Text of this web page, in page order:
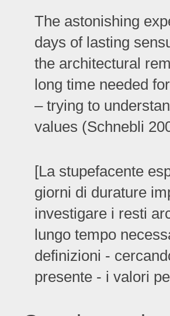
The astonishing
days of lasting
the architectural
long time needed
– trying to
values (Schnebli
[La stupefacente
giorni di durature
investigare i resti
lungo tempo
definizioni -
presente - i valori